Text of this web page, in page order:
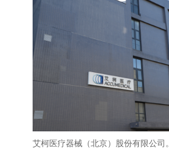
艾柯医疗器械（北京）股份有限公司。